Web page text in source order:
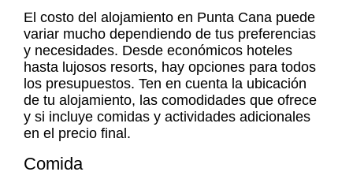
El costo del alojamiento en Punta Cana puede
variar mucho dependiendo de tus preferencias
y necesidades. Desde económicos hoteles
hasta lujosos resorts, hay opciones para todos
los presupuestos. Ten en cuenta la ubicación
de tu alojamiento, las comodidades que ofrece
y si incluye comidas y actividades adicionales
en el precio final.
Comida